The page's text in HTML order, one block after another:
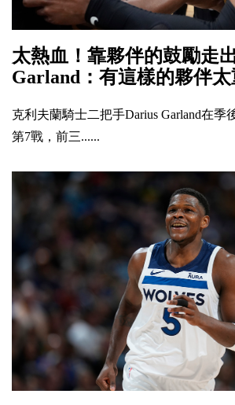
太熱血！靠夥伴的鼓勵走
Garland：有這樣的夥伴
克利夫蘭騎士二把手Darius Garland在季
第7戰，前三......